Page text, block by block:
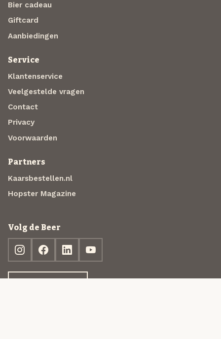
Bier cadeau
Giftcard
Aanbiedingen
Service
Klantenservice
Veelgestelde vragen
Contact
Privacy
Voorwaarden
Partners
Kaarsbestellen.nl
Hopster Magazine
Volg de Beer